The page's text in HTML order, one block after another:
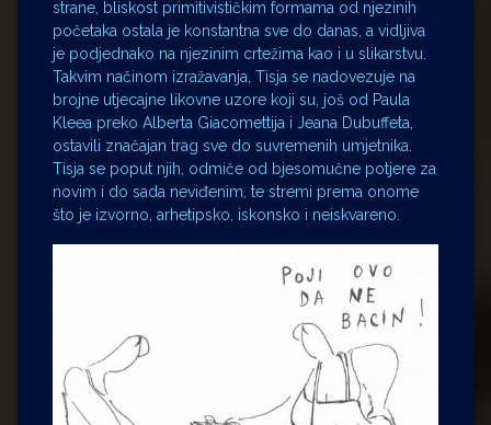
strane, bliskost primitivističkim formama od njezinih
početaka ostala je konstantna sve do danas, a vidljiva
je podjednako na njezinim crtežima kao i u slikarstvu.
Takvim načinom izražavanja, Tisja se nadovezuje na
brojne utjecajne likovne uzore koji su, još od Paula
Kleea preko Alberta Giacomettija i Jeana Dubuffeta,
ostavili značajan trag sve do suvremenih umjetnika.
Tisja se poput njih, odmiče od bjesomučne potjere za
novim i do sada neviđenim, te stremi prema onome
što je izvorno, arhetipsko, iskonsko i neiskvareno.